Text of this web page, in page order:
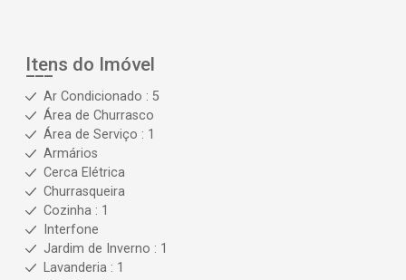
Itens do Imóvel
Ar Condicionado : 5
Área de Churrasco
Área de Serviço : 1
Armários
Cerca Elétrica
Churrasqueira
Cozinha : 1
Interfone
Jardim de Inverno : 1
Lavanderia : 1